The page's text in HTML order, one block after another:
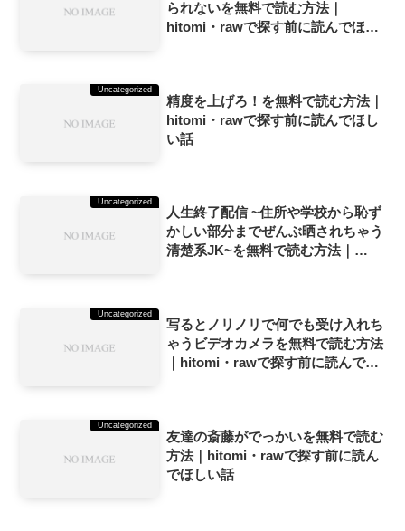
られないを無料で読む方法｜
hitomi・rawで探す前に読んでほし
Uncategorized
精度を上げろ！を無料で読む方法｜
hitomi・rawで探す前に読んでほし
い話
Uncategorized
人生終了配信 ~住所や学校から恥ず
かしい部分までぜんぶ晒されちゃう
清楚系JK~を無料で読む方法｜
Uncategorized
写るとノリノリで何でも受け入れち
ゃうビデオカメラを無料で読む方法
｜hitomi・rawで探す前に読んでほ
Uncategorized
友達の斎藤がでっかいを無料で読む
方法｜hitomi・rawで探す前に読ん
でほしい話